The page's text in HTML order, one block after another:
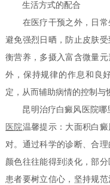
生活方式的配合
在医疗干预之外，日常
避免强烈日晒，防止皮肤
衡营养，多摄入富含微量
外，保持规律的作息和良
定，从而辅助病情的控制与
昆明治疗白癜风医院哪
医院温馨提示：大面积白
对。通过科学的诊断、合
颜色往往能得到淡化，部
患者要树立信心，坚持规